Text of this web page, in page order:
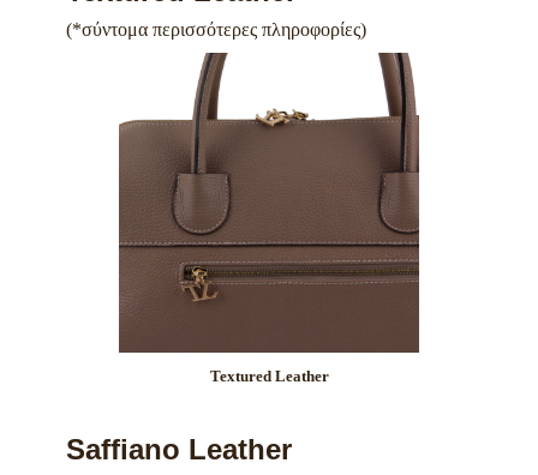
(*σύντομα περισσότερες πληροφορίες)
Textured Leather
Saffiano Leather